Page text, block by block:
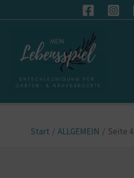
Inhalt
Start ALLGEMEIN Seite 4